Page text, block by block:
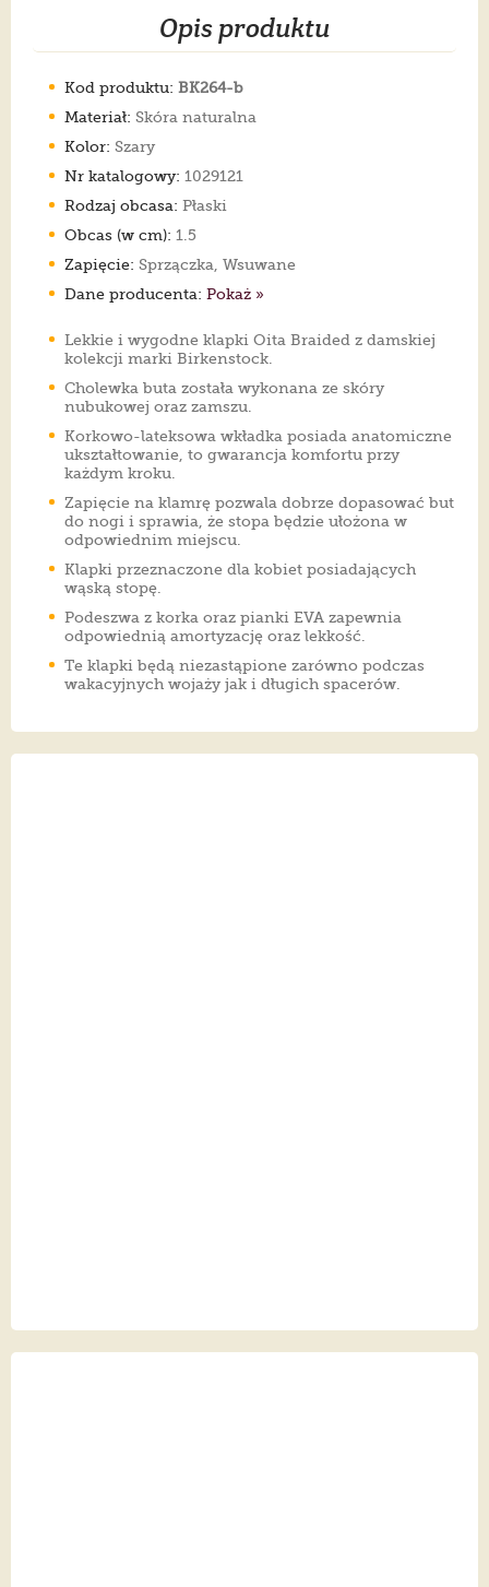
Opis produktu
Kod produktu: BK264-b
Materiał: Skóra naturalna
Kolor: Szary
Nr katalogowy: 1029121
Rodzaj obcasa: Płaski
Obcas (w cm): 1.5
Zapięcie: Sprzączka, Wsuwane
Dane producenta: Pokaż »
Lekkie i wygodne klapki Oita Braided z damskiej
kolekcji marki Birkenstock.
Cholewka buta została wykonana ze skóry
nubukowej oraz zamszu.
Korkowo-lateksowa wkładka posiada anatomiczne
ukształtowanie, to gwarancja komfortu przy
każdym kroku.
Zapięcie na klamrę pozwala dobrze dopasować but
do nogi i sprawia, że stopa będzie ułożona w
odpowiednim miejscu.
Klapki przeznaczone dla kobiet posiadających
wąską stopę.
Podeszwa z korka oraz pianki EVA zapewnia
odpowiednią amortyzację oraz lekkość.
Te klapki będą niezastąpione zarówno podczas
wakacyjnych wojaży jak i długich spacerów.